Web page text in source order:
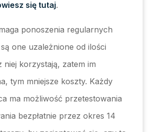
się tutaj.
ponoszenia regularnych
one uzależnione od ilości
korzystają, zatem im
tym mniejsze koszty. Każdy
ma możliwość przetestowania
bezpłatnie przez okres 14